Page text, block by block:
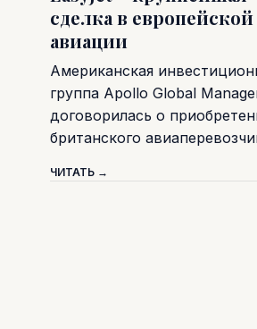
сделка в европейской
авиации
Американская
группа Apollo Global
договорилась о
британского
ЧИТАТЬ →